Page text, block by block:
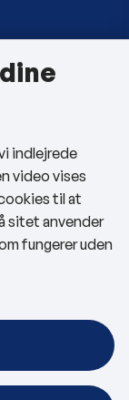
indlejrede
video vises
til at
sitet anvender
fungerer uden